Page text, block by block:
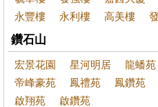
永豐樓
永利樓 高美樓
鑽石山
宏景花園 星河明居 龍蟠苑
帝峰豪苑
鳳禮苑 鳳鑽苑
啟翔苑
啟鑽苑